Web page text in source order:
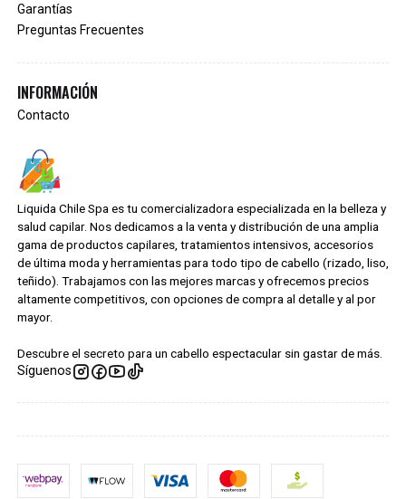
Garantías
Preguntas Frecuentes
INFORMACIÓN
Contacto
Liquida Chile Spa es tu comercializadora especializada en la belleza y
salud capilar. Nos dedicamos a la venta y distribución de una amplia
gama de productos capilares, tratamientos intensivos, accesorios
de última moda y herramientas para todo tipo de cabello (rizado, liso,
teñido). Trabajamos con las mejores marcas y ofrecemos precios
altamente competitivos, con opciones de compra al detalle y al por
mayor.
Descubre el secreto para un cabello espectacular sin gastar de más.
Síguenos